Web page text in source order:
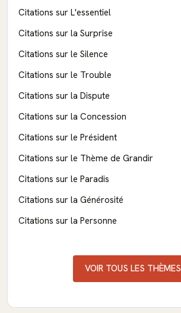
Citations sur L'essentiel
Citations sur la Surprise
Citations sur le Silence
Citations sur le Trouble
Citations sur la Dispute
Citations sur la Concession
Citations sur le Président
Citations sur le Thème de Grandir
Citations sur le Paradis
Citations sur la Générosité
Citations sur la Personne
VOIR TOUS LES THÈMES